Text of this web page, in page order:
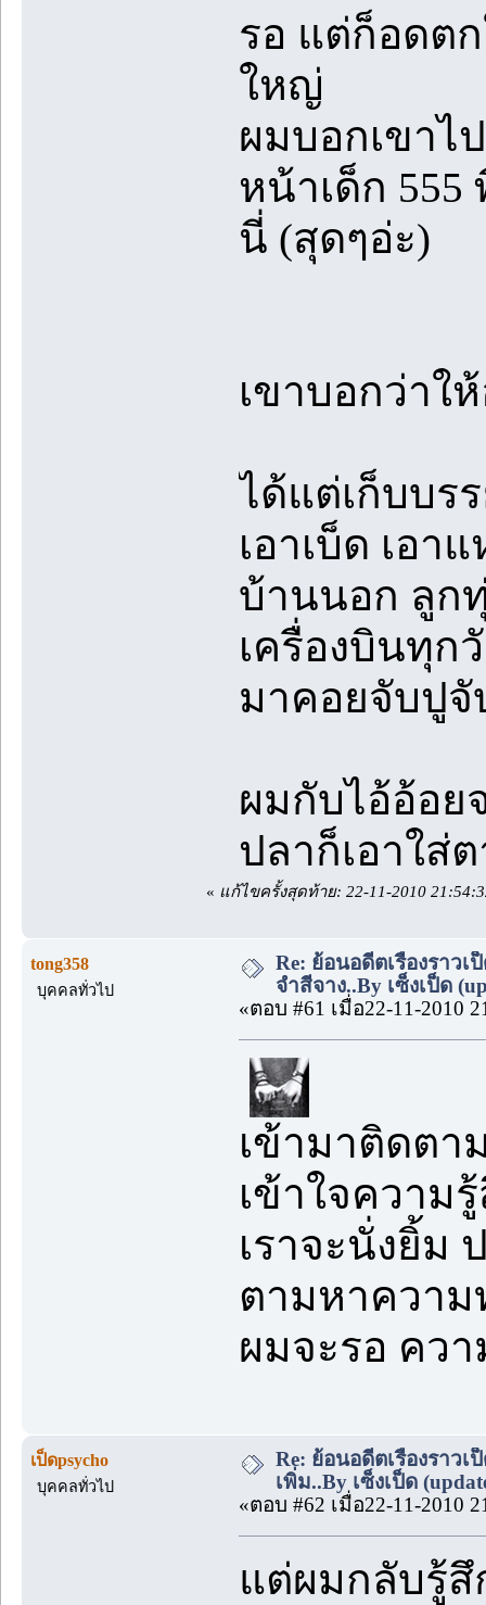
รอ แต่ก็อดตก
ใหญ่
ผมบอกเขาไ
หน้าเด็ก
นี่ (สุดๆอ่ะ)
เขาบอกว่าใ
ได้แต่เก็บบร
เอาเบ็ด เอา
บ้านนอก ลูก
เครื่องบินทุก
มาคอยจับปูจั
ผมกับไอ้อ้อย
ปลาก็เอาใส่
« แก้ไขครั้งสุดท้าย: 22-11-2010
tong358
บุคคลทั่วไป
Re: ย้อนอดีตเรื่องราว
จำสีจาง..By เซ็งเป็ด
«ตอบ #61 เมื่อ22-11-2010
เข้ามาติดตา
เข้าใจความ
เราจะนั่งยิ้ม
ตามหาควา
ผมจะรอ ควา
เป็ดpsycho
บุคคลทั่วไป
Re: ย้อนอดีตเรื่องราวเ
เพิ่ม..By เซ็งเป็ด
«ตอบ #62 เมื่อ22-11-2010
แต่ผมกลับรู้สึ